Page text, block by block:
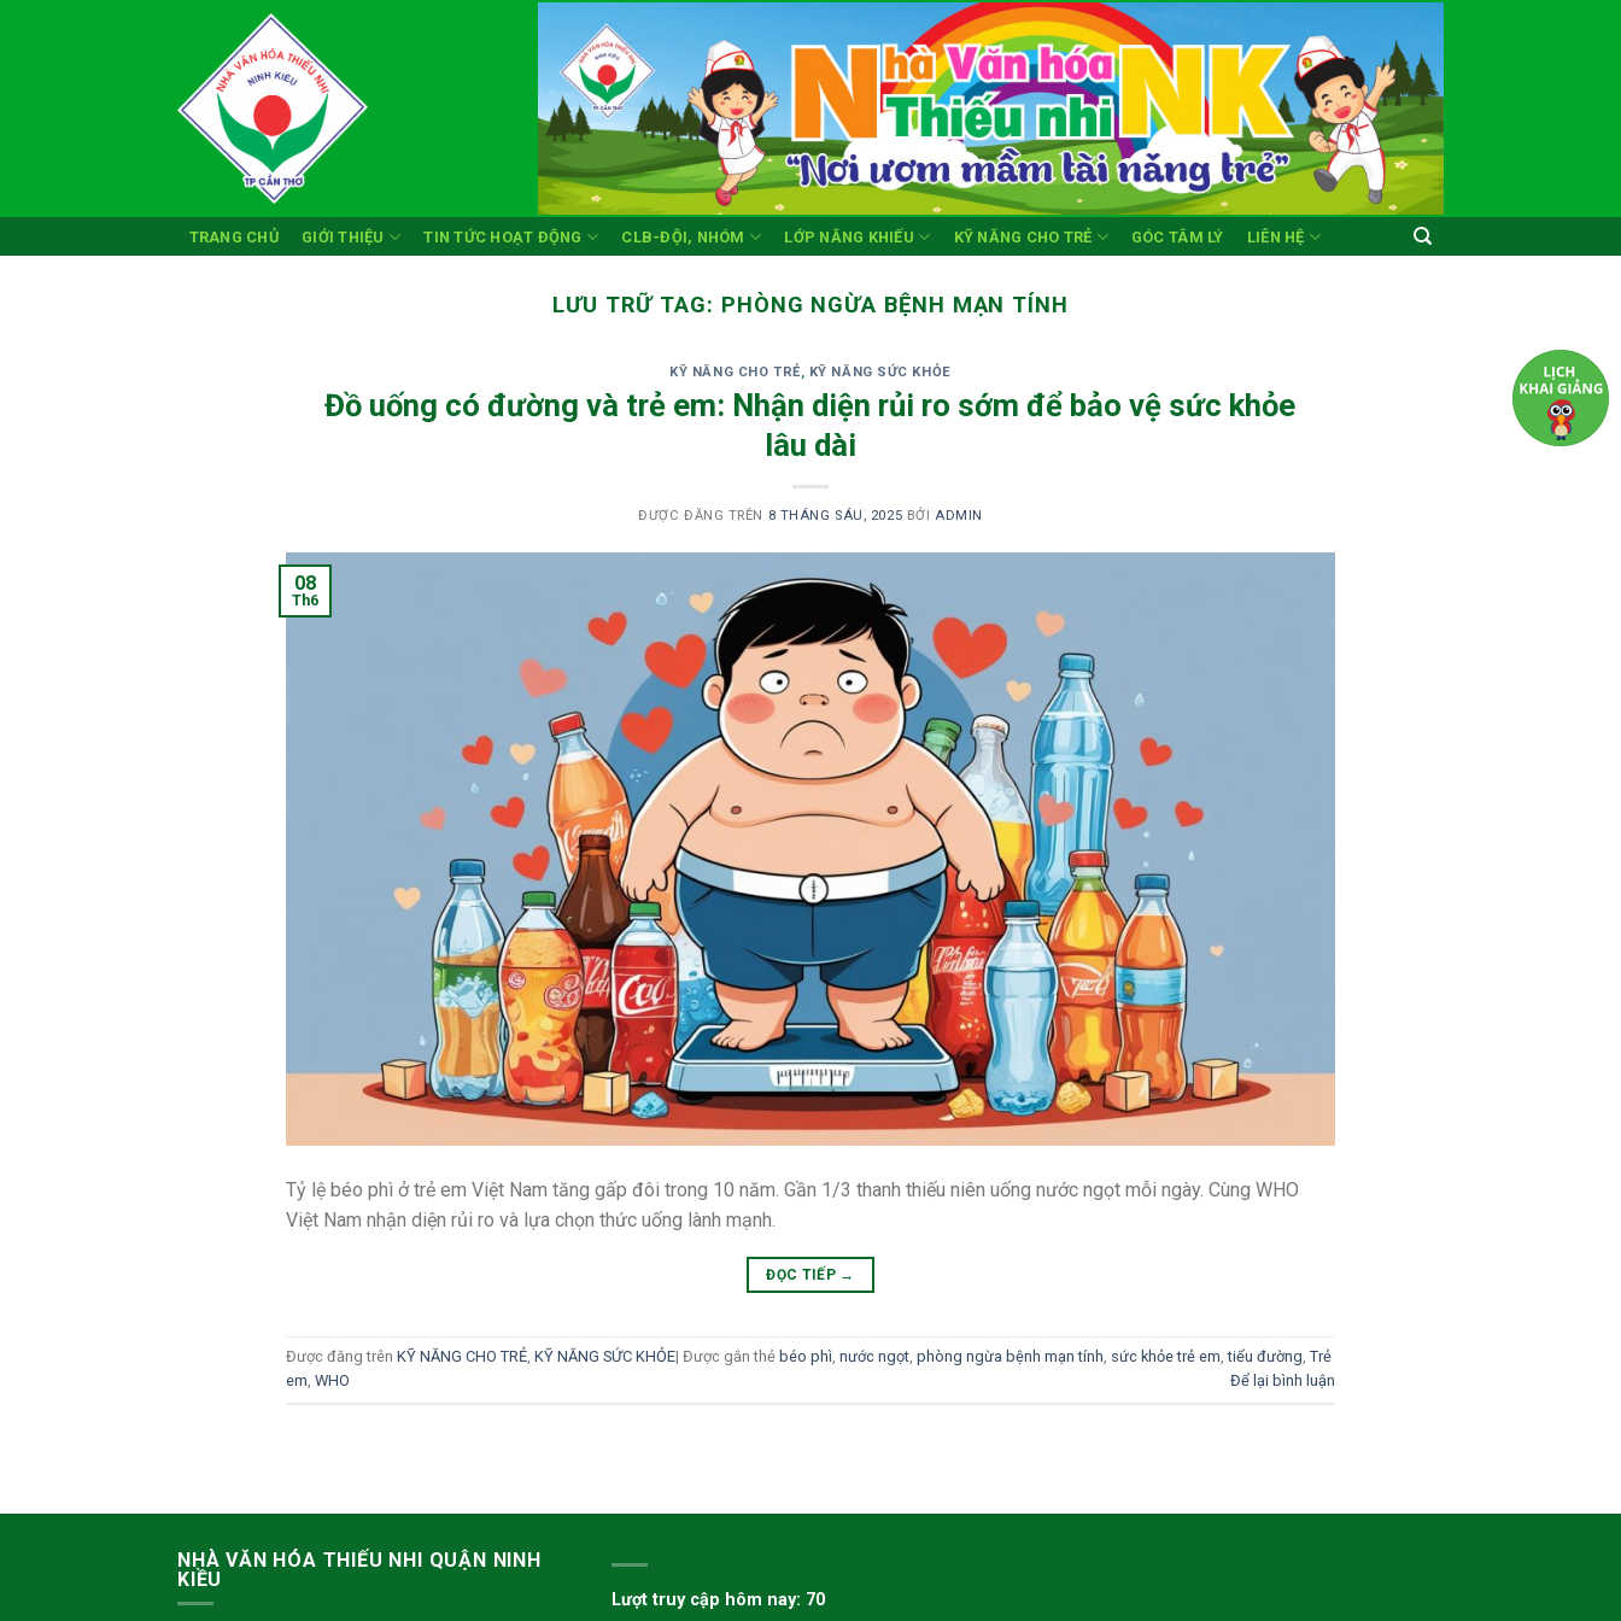
TRANG CHỦ GIỚI THIỆU TIN TỨC HOẠT ĐỘNG CLB-ĐỘI, NHÓM LỚP NĂNG KHIẾU KỸ NĂNG CHO TRẺ GÓC TÂM LÝ LIÊN HỆ
LƯU TRỮ TAG: PHÒNG NGỪA BỆNH MẠN TÍNH
KỸ NĂNG CHO TRẺ, KỸ NĂNG SỨC KHỎE
Đồ uống có đường và trẻ em: Nhận diện rủi ro sớm để bảo vệ sức khỏe
lâu dài
ĐƯỢC ĐĂNG TRÊN 8 THÁNG SÁU, 2025 BỞI ADMIN
08
Th6
Tỷ lệ béo phì ở trẻ em Việt Nam tăng gấp đôi trong 10 năm. Gần 1/3 thanh thiếu niên uống nước ngọt mỗi ngày. Cùng WHO
Việt Nam nhận diện rủi ro và lựa chọn thức uống lành mạnh.
ĐỌC TIẾP →
Được đăng trên KỸ NĂNG CHO TRẺ, KỸ NĂNG SỨC KHỎE| Được gắn thẻ béo phì, nước ngọt, phòng ngừa bệnh mạn tính, sức khỏe trẻ em,tiểu đường, Trẻ
em, WHO Để lại bình luận
NHÀ VĂN HÓA THIẾU NHI QUẬN NINH
KIỀU
Lượt truy cập hôm nay: 70